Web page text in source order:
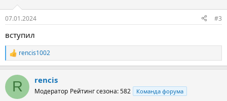
07.01.2024 #3
вступил
Р
е
к
и
rencis1002
R rencis
Модератор Рейтинг сезона: 582 Команда форума